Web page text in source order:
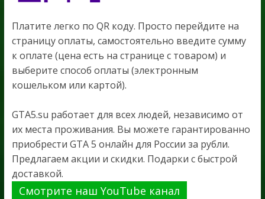
Платите легко по QR коду. Просто перейдите на
страницу оплаты, самостоятельно введите сумму
к оплате (цена есть на странице с товаром) и
выберите способ оплаты (электронным
кошельком или картой).
GTA5.su работает для всех людей, независимо от
их места проживания. Вы можете гарантированно
приобрести GTA 5 онлайн для России за рубли.
Предлагаем акции и скидки. Подарки с быстрой
доставкой.
Смотрите наш YouTube канал